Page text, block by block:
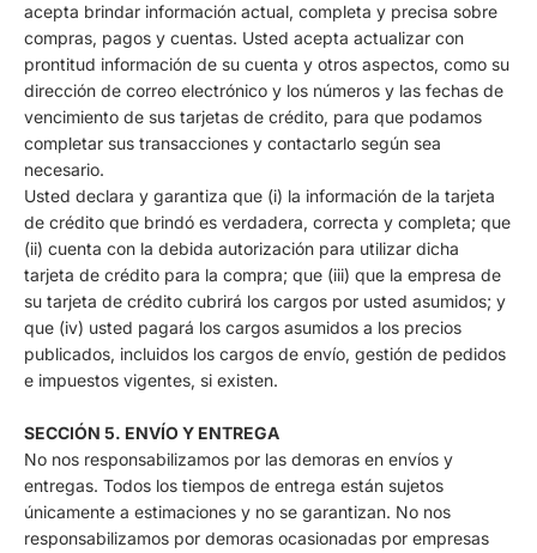
acepta brindar información actual, completa y precisa sobre
compras, pagos y cuentas. Usted acepta actualizar con
prontitud información de su cuenta y otros aspectos, como su
dirección de correo electrónico y los números y las fechas de
vencimiento de sus tarjetas de crédito, para que podamos
completar sus transacciones y contactarlo según sea
necesario.
Usted declara y garantiza que (i) la información de la tarjeta
de crédito que brindó es verdadera, correcta y completa; que
(ii) cuenta con la debida autorización para utilizar dicha
tarjeta de crédito para la compra; que (iii) que la empresa de
su tarjeta de crédito cubrirá los cargos por usted asumidos; y
que (iv) usted pagará los cargos asumidos a los precios
publicados, incluidos los cargos de envío, gestión de pedidos
e impuestos vigentes, si existen.
SECCIÓN 5. ENVÍO Y ENTREGA
No nos responsabilizamos por las demoras en envíos y
entregas. Todos los tiempos de entrega están sujetos
únicamente a estimaciones y no se garantizan. No nos
responsabilizamos por demoras ocasionadas por empresas